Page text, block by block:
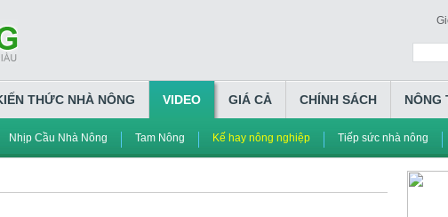
THỨC NHÀ NÔNG VIDEO
Nhịp Cầu Nhà Nông Tam Nông Kế hay nông nghiệp Tiếp sức nhà nông
GIÁ CẢ CHÍNH SÁCH NÔNG